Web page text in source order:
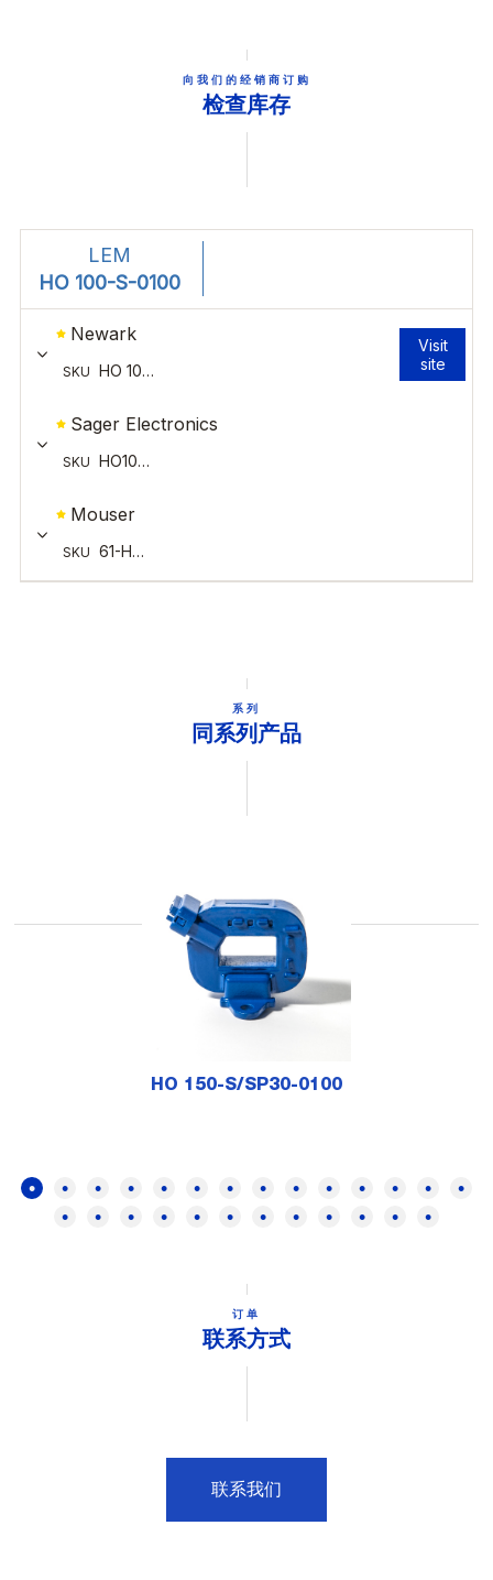
向我们的经销商订购
检查库存
系列
同系列产品
HO 150-S/SP30-0100
订单
联系方式
联系我们